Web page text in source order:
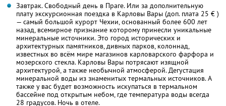
Завтрак. Свободный день в Праге. Или за дополнительную
плату экскурсионная поездка в Карловы Вары (доп. плата 25 € )
— самый большой курорт Чехии, основанный более 600 лет
назад, всемирное признание которому принесли уникальные
минеральные источники. Это город исторических и
архитектурных памятников, дивных парков, колоннад,
известных во всём мире магазинов карловарского фарфора и
мозерского стекла. Карловы Вары потрясают изящной
архитектурой, а также необычной атмосферой. Дегустация
минеральной воды из знаменитых термальных источников. А
также у вас будет возможность искупаться в термальном
бассейне под открытым небом, где температура воды всегда
28 градусов. Ночь в отеле.